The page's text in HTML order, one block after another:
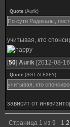
Quote (Aurik)
По сути Радикалы,
учитывая, кто
[50] Aurik [2012-08-
Quote (SGT-ALEXEY)
учитывая, кто
зависит от
Страница 1 из 9 1 2